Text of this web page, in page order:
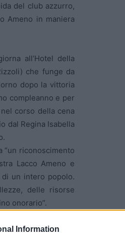
Information
del club azzurro,
Ameno in maniera
all’Hotel della
che funge da
dopo la vittoria
compleanno e per
corso della cena
dal Regina Isabella
“un riconoscimento
Lacco Ameno e
un intero popolo.
delle risorse
onorario”.